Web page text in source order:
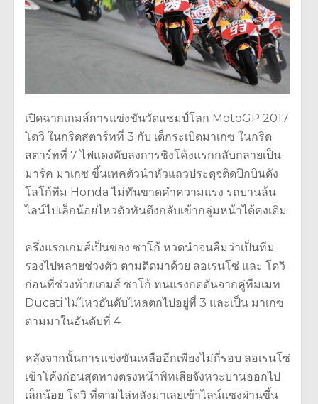
เปิดฉากเกมส์การแข่งขันวัดแชมป์โลก MotoGP 2017
โดวิ ในกริดสตาร์ทที่ 3 กับ เด็กระเบิดมาเกซ ในกริด
สตาร์ทที่ 7 ไฟแดงดับลงการชิงโค้งแรกกลับกลายเป็น
มาร์ค มาเกซ ขึ้นเทคตัวนำหัวแถวประดุจติดปีกบินดัง
โลโก้ทีม Honda ไม่ทันขาดคำความแรง รถบานล้น
ไลน์ไปเล็กน้อยไหวตัวทันดึงกลับเข้ากลุ่มหน้าได้คงเดิม
ครึ่งแรกเกมส์เป็นของ ซาโก้ หวดนำจนลืมว่าเป็นทีม
รองไปหลายช่วงตัว ตามติดมาด้วย ลอเรนโซ่ และ โดวิ
ก่อนที่ช่วงท้ายเกมส์ ซาโก้ ทนแรงกดดันจากคู่ทีมเมท
Ducati ไม่ไหวอันดับไหลตกไปอยู่ที่ 3 และเป็น มาเกซ
ตามมาในอันดับที่ 4
หลังจากนั้นการแข่งขันเหลืออีกเพียงไม่กี่รอบ ลอเรนโซ่
เข้าโค้งก่อนสุดทางตรงหน้าพิทเสียจังหวะบานออกไป
เล็กน้อย โดวิ ที่ตามไล่หลังมาเลยเข้าไลน์แซงผ่านขึ้น